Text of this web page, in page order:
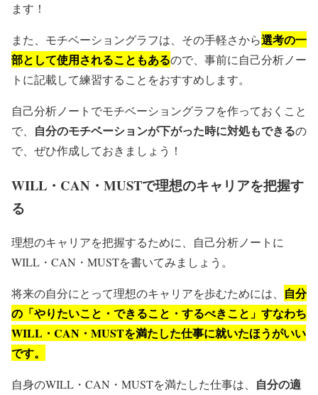
ます！
また、モチベーショングラフは、その手軽さから選考の一
部として使用されることもあるので、事前に自己分析ノー
トに記載して練習することをおすすめします。
自己分析ノートでモチベーショングラフを作っておくこと
で、 自分のモチベーションが下がった時に対処もできるの
で、ぜひ作成しておきましょう！
WILL・CAN・MUSTで理想のキャリアを把握す
る
理想のキャリアを把握するために、自己分析ノートに
WILL・CAN・MUSTを書いてみましょう。
将来の自分にとって理想のキャリアを歩むためには、 自分
の「やりたいこと・できること・するべきこと」すなわち
WILL・CAN・MUSTを満たした仕事に就いたほうがいい
です。
自身のWILL・CAN・MUSTを満たした仕事は、 自分の適